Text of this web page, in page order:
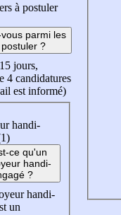
à postuler
parmi les
?
jours,
4 candidatures
est informé)
handi-
ce qu'un
handi-
?
handi-
un